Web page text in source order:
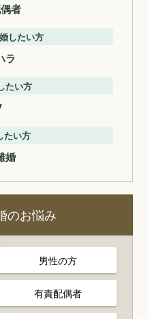
者
したい方
ラ
たい方
たい方
婚
のお悩み
男性の方
有責配偶者